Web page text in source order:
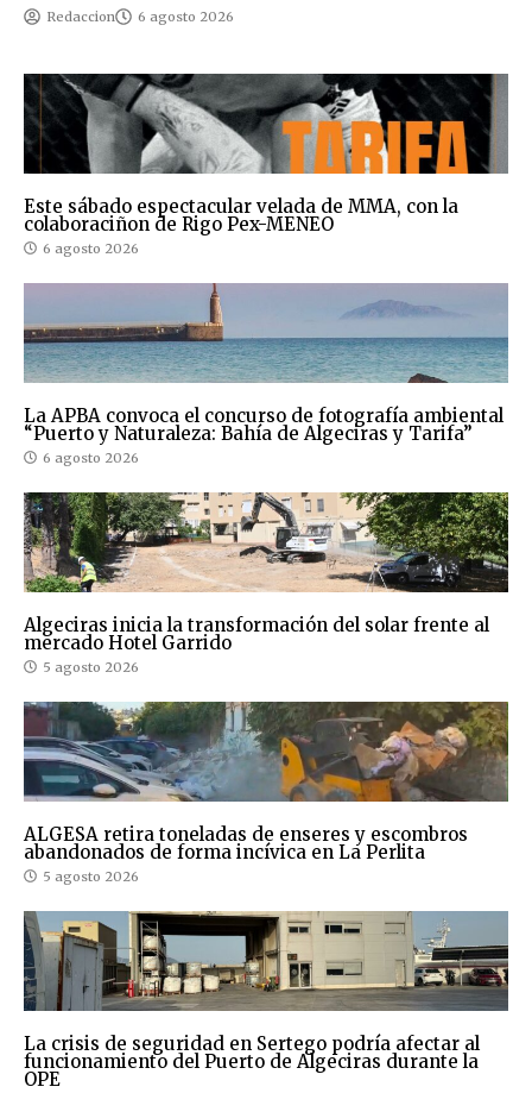
Redaccion 6 agosto 2026
Este sábado espectacular velada de MMA, con la
colaboraciñon de Rigo Pex-MENEO
6 agosto 2026
La APBA convoca el concurso de fotografía ambiental
“Puerto y Naturaleza: Bahía de Algeciras y Tarifa”
6 agosto 2026
Algeciras inicia la transformación del solar frente al
mercado Hotel Garrido
5 agosto 2026
ALGESA retira toneladas de enseres y escombros
abandonados de forma incívica en La Perlita
5 agosto 2026
La crisis de seguridad en Sertego podría afectar al
funcionamiento del Puerto de Algeciras durante la
OPE